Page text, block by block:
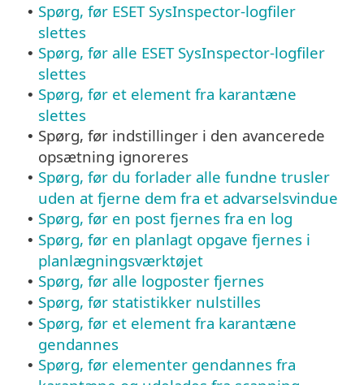
• Spørg, før ESET SysInspector-logfiler
slettes
• Spørg, før alle ESET SysInspector-logfiler
slettes
• Spørg, før et element fra karantæne
slettes
• Spørg, før indstillinger i den avancerede
opsætning ignoreres
• Spørg, før du forlader alle fundne trusler
uden at fjerne dem fra et advarselsvindue
• Spørg, før en post fjernes fra en log
• Spørg, før en planlagt opgave fjernes i
planlægningsværktøjet
• Spørg, før alle logposter fjernes
• Spørg, før statistikker nulstilles
• Spørg, før et element fra karantæne
gendannes
• Spørg, før elementer gendannes fra